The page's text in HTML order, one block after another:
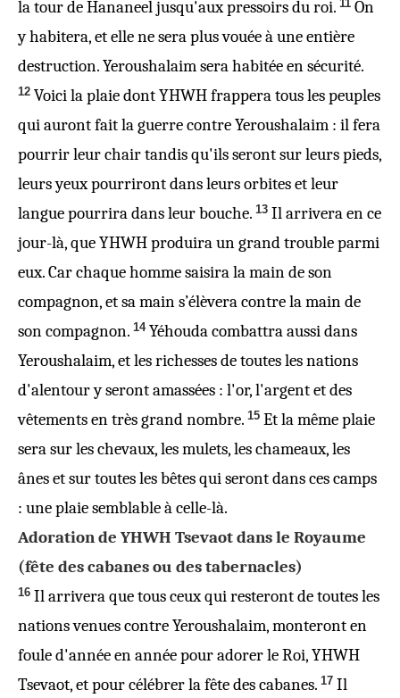
la tour de Hananeel jusqu'aux pressoirs du roi. 11 On
y habitera, et elle ne sera plus vouée à une entière
destruction. Yeroushalaim sera habitée en sécurité.
12 Voici la plaie dont YHWH frappera tous les peuples
qui auront fait la guerre contre Yeroushalaim : il fera
pourrir leur chair tandis qu'ils seront sur leurs pieds,
leurs yeux pourriront dans leurs orbites et leur
langue pourrira dans leur bouche. 13 Il arrivera en ce
jour-là, que YHWH produira un grand trouble parmi
eux. Car chaque homme saisira la main de son
compagnon, et sa main s’élèvera contre la main de
son compagnon. 14 Yéhouda combattra aussi dans
Yeroushalaim, et les richesses de toutes les nations
d'alentour y seront amassées : l'or, l'argent et des
vêtements en très grand nombre. 15 Et la même plaie
sera sur les chevaux, les mulets, les chameaux, les
ânes et sur toutes les bêtes qui seront dans ces camps
: une plaie semblable à celle-là.
Adoration de YHWH Tsevaot dans le Royaume
(fête des cabanes ou des tabernacles)
16 Il arrivera que tous ceux qui resteront de toutes les
nations venues contre Yeroushalaim, monteront en
foule d'année en année pour adorer le Roi, YHWH
Tsevaot, et pour célébrer la fête des cabanes. 17 Il